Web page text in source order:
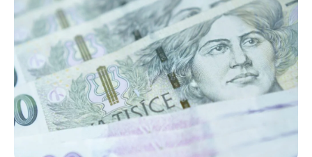
Spřátelené účetní
Katalog doplňků
Jak se vyznat ve fakturaci
Blog
mini akademie
Fakturační poradna
Šablona pro neplátce DPH